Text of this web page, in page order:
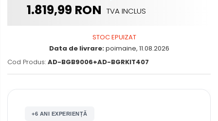
Nissan
Mazda
Honda
Rame adaptoare Daihatsu
1.819,99 RON TVA INCLUS
+6 ANI EXPERIENȚĂ
STOC EPUIZAT
Data de livrare:poimaine, 11.08.2026
Cod Produs: AD-BGB9006+AD-BGRKIT407